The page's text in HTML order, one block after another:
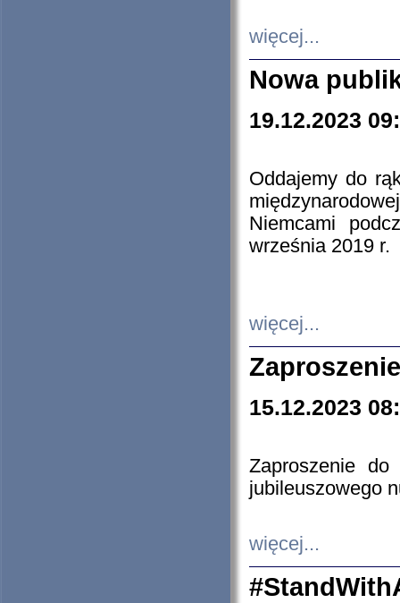
więcej...
Nowa
19.12.2023
Oddajemy do
Niemcami
września 2019 r.
więcej...
15.12.2023
Zaproszenie do
jubileuszowego
więcej...